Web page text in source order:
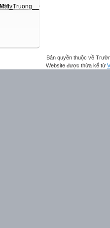
Bản quyền thuộc về
Website được thừa kế từ